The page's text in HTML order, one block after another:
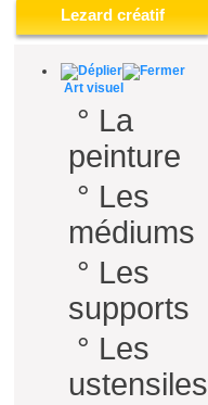
Lezard créatif
Art visuel
° La
peinture
° Les
médiums
° Les
supports
° Les
ustensiles